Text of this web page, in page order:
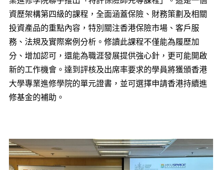
資歷架構第四級的課程，全面涵蓋保險、財務策劃及相關
投資產品的重點內容，特別關注香港保險市場、客戶服
務、法規及實際案例分析。修讀此課程不僅能為履歷加
分、增加認可，還能為職涯發展提供強心針，更可能開啟
新的工作機會。達到評核及出席率要求的學員將獲頒香港
大學專業進修學院的單元證書，並可選擇申請香港持續進
修基金的補助。